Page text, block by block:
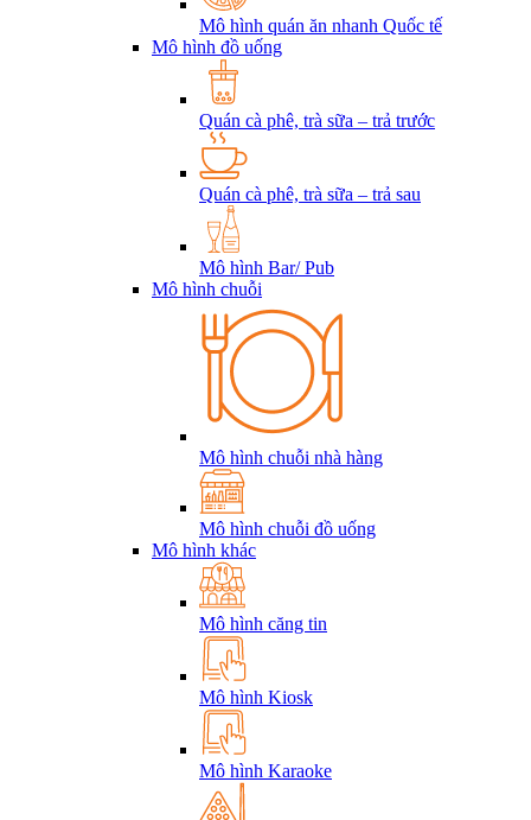
Mô hình quán ăn nhanh Quốc tế
Mô hình đồ uống
Quán cà phê, trà sữa – trả trước
Quán cà phê, trà sữa – trả sau
Mô hình Bar/ Pub
Mô hình chuỗi
Mô hình chuỗi nhà hàng
Mô hình chuỗi đồ uống
Mô hình khác
Mô hình căng tin
Mô hình Kiosk
Mô hình Karaoke